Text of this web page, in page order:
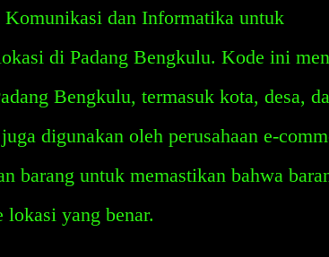
dan Informatika untuk
di Padang Bengkulu. Kode ini
Bengkulu, termasuk kota, desa,
digunakan oleh perusahaan e-
barang untuk memastikan bahwa
yang benar.